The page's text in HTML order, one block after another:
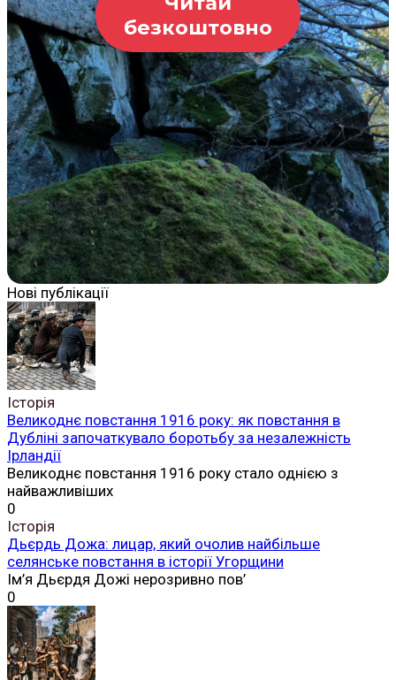
безкоштовно
Нові публікації
Історія
Великоднє повстання 1916 року: як повстання в
Дубліні започаткувало боротьбу за незалежність
Ірландії
Великоднє повстання 1916 року стало однією з
найважливіших
0
Історія
Дьєрдь Дожа: лицар, який очолив найбільше
селянське повстання в історії Угорщини
Ім’я Дьєрдя Дожі нерозривно пов’
0